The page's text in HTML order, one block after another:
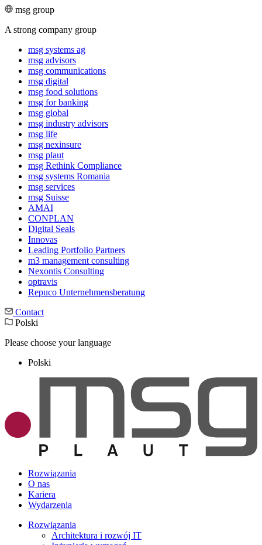
msg group
A strong company group
msg systems ag
msg advisors
msg commu­ni­ca­tions
msg digital
msg food solutions
msg for banking
msg global
msg industry advisors
msg life
msg nexinsure
msg plaut
msg Rethink Compli­ance
msg systems Romania
msg services
msg Suisse
AMAI
CONPLAN
Digital Seals
Innovas
Leading Port­folio Partners
m3 manage­ment consul­ting
Nexontis Consulting
optravis
Repuco Unternehmensberatung
Contact
Polski
Please choose your language
Polski
Rozwiązania
O nas
Kariera
Wydarzenia
Rozwiązania
Architektura i rozwój IT